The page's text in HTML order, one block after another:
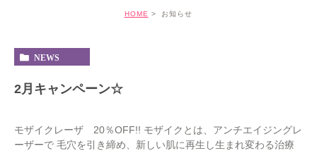
HOME お知らせ
NEWS
2月キャンペーン☆
モザイクレーザ 20％OFF!! モザイクとは、アンチエイジングレ
ーザーで 毛穴を引き締め、新しい肌に再生し生まれ変わる治療